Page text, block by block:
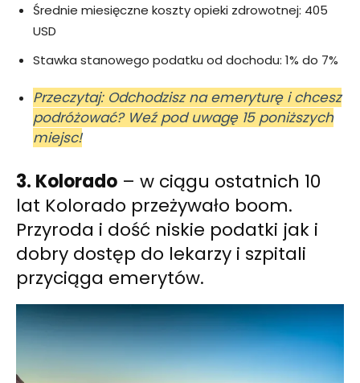
Średnie miesięczne koszty opieki zdrowotnej: 405
USD
Stawka stanowego podatku od dochodu: 1% do 7%
Przeczytaj: Odchodzisz na emeryturę i chcesz
podróżować? Weź pod uwagę 15 poniższych
miejsc!
3. Kolorado – w ciągu ostatnich 10
lat Kolorado przeżywało boom.
Przyroda i dość niskie podatki jak i
dobry dostęp do lekarzy i szpitali
przyciąga emerytów.